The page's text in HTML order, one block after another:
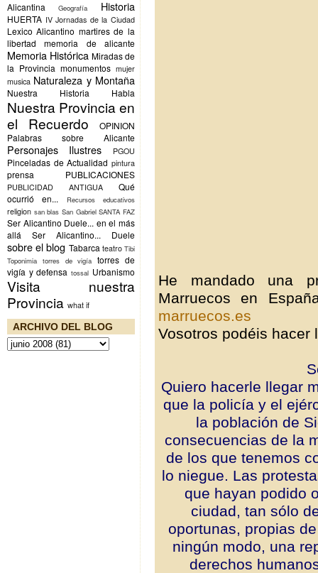
Alicantina Geografía Historia
HUERTA IV Jornadas de la Ciudad
Lexico Alicantino martires de la
libertad
memoria de alicante
Memoria Histórica Miradas de
la Provincia monumentos mujer
musica Naturaleza y Montaña
Nuestra Historia Habla
Nuestra Provincia en
el Recuerdo
OPINION
Palabras sobre Alicante
Personajes Ilustres PGOU
Pinceladas de Actualidad pintura
prensa PUBLICACIONES
PUBLICIDAD ANTIGUA
Qué
ocurrió en...
Recursos educativos
religion san blas San Gabriel SANTA FAZ
Ser Alicantino Duele... en el más
allá
Ser Alicantino... Duele
sobre el blog Tabarca teatro Tibi
Toponimia torres de vigía torres de
vigía y defensa tossal Urbanismo
Visita nuestra
Provincia what if
ARCHIVO DEL BLOG
He mandado una
Marruecos en
marruecos.es
Vosotros podéis hacer
Quiero hacerle llegar
que la policía y el
la población de
consecuencias de la
de los que tenemos
lo niegue. Las
que hayan podido
ciudad, tan sólo
oportunas, propias
ningún modo, una
derechos